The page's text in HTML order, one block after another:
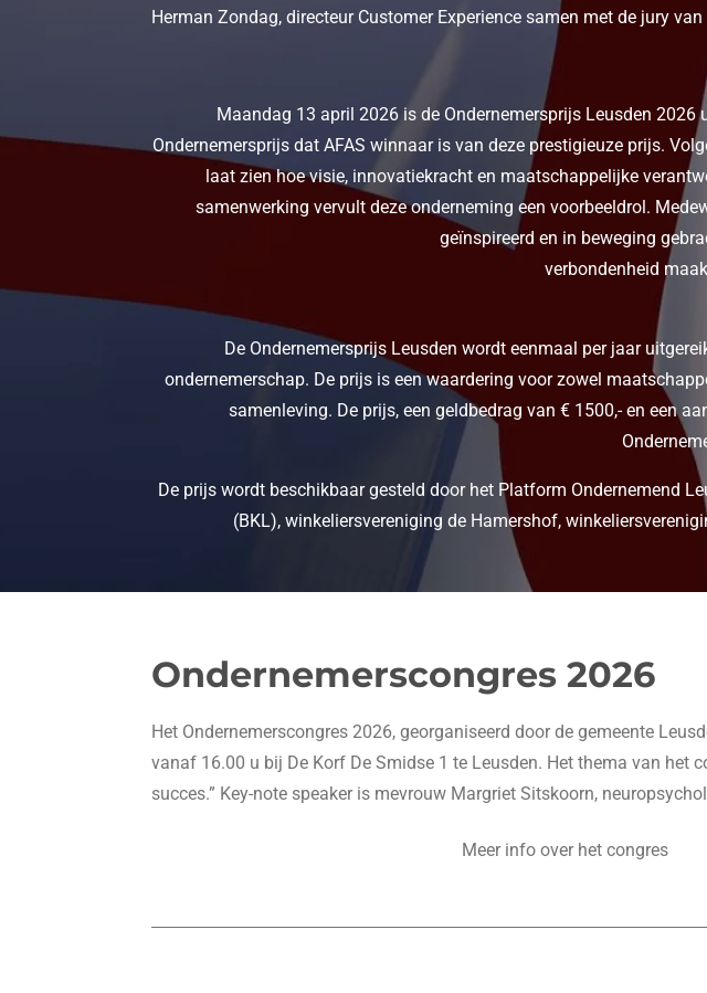
Herman Zondag, directeur Customer Experience samen met de jury
Maandag 13 april 2026 is de Ondernemersprijs Leusden
Ondernemersprijs dat AFAS winnaar is van deze prestigieuze prijs.
laat zien hoe visie, innovatiekracht en maatschappelijke
samenwerking vervult deze onderneming een voorbeeldrol.
geïnspireerd en in beweging
verbondenheid
De Ondernemersprijs Leusden wordt eenmaal per jaar
ondernemerschap. De prijs is een waardering voor zowel
samenleving. De prijs, een geldbedrag van € 1500,- en een
De prijs wordt beschikbaar gesteld door het Platform Ondernemend
(BKL), winkeliersvereniging de Hamershof,
Ondernemerscongres 2026
Het Ondernemerscongres 2026, georganiseerd door de gemeente
vanaf 16.00 u bij De Korf De Smidse 1 te Leusden. Het thema van het
succes.” Key-note speaker is mevrouw Margriet Sitskoorn,
Meer info over het congres